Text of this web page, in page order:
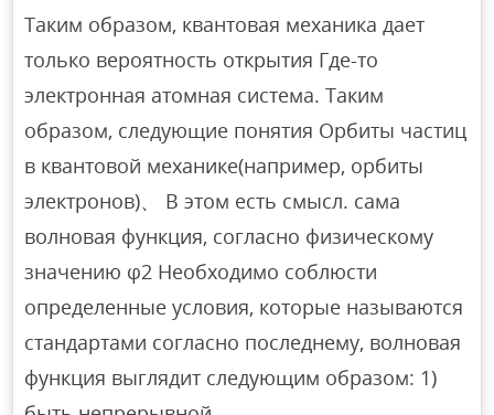
Таким образом, квантовая механика дает
только вероятность открытия Где-то
электронная атомная система. Таким
образом, следующие понятия Орбиты частиц
в квантовой механике(например, орбиты
электронов)、 В этом есть смысл. сама
волновая функция, согласно физическому
значению φ2 Необходимо соблюсти
определенные условия, которые называются
стандартами согласно последнему, волновая
функция выглядит следующим образом: 1)